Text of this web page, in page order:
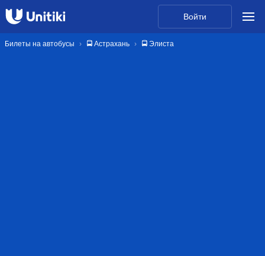
Войти
Билеты на автобусы 🚍 Астрахань 🚍 Элиста